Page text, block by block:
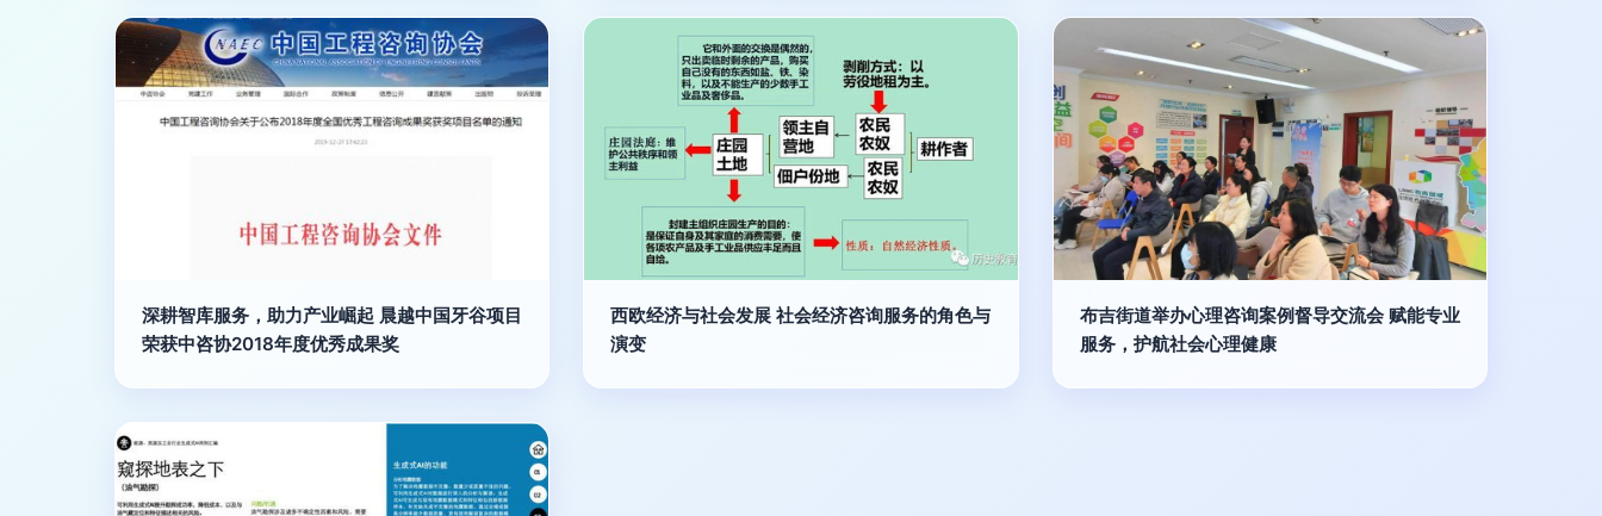
深耕智库服务，助力产业崛起 晨越中国牙谷项目
荣获中咨协2018年度优秀成果奖
西欧经济与社会发展 社会经济咨询服务的角色与
演变
布吉街道举办心理咨询案例督导交流会 赋能专业
服务，护航社会心理健康